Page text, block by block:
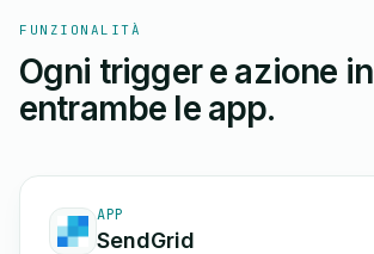
FUNZIONALITÀ
Ogni trigger e azione in
entrambe le app.
APP
SendGrid